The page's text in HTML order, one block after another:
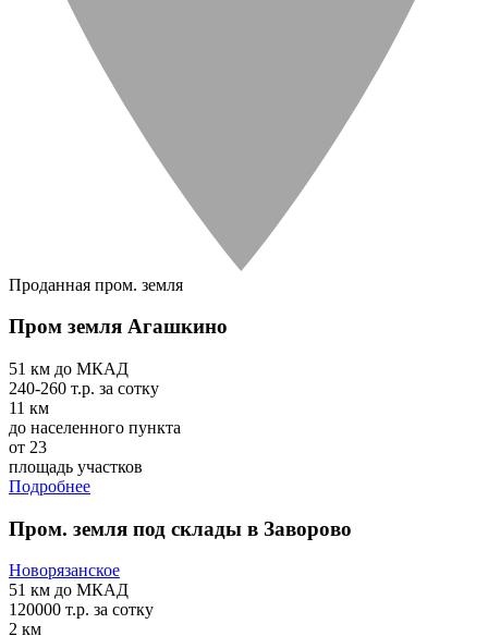
Проданная пром. земля
Пром земля Агашкино
51 км до МКАД
240-260 т.р. за сотку
11 км
до населенного пункта
от 23
площадь участков
Подробнее
Пром. земля под склады в Заворово
Новорязанское
51 км до МКАД
120000 т.р. за сотку
2 км